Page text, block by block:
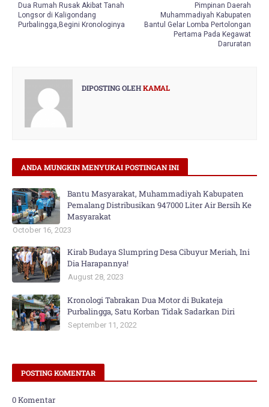
Pimpinan Daerah
Muhammadiyah Kabupaten
Bantul Gelar Lomba Pertolongan
Pertama Pada Kegawat
Daruratan
Dua Rumah Rusak Akibat Tanah
Longsor di Kaligondang
Purbalingga,Begini Kronologinya
DIPOSTING OLEHKAMAL
ANDA MUNGKIN MENYUKAI POSTINGAN INI
Bantu Masyarakat, Muhammadiyah Kabupaten
Pemalang Distribusikan 947000 Liter Air Bersih Ke
Masyarakat
October 16, 2023
Kirab Budaya Slumpring Desa Cibuyur Meriah, Ini
Dia Harapannya!
August 28, 2023
Kronologi Tabrakan Dua Motor di Bukateja
Purbalingga, Satu Korban Tidak Sadarkan Diri
September 11, 2022
POSTING KOMENTAR
0 Komentar